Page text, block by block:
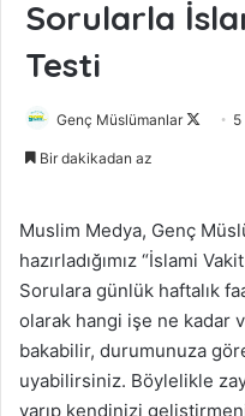
Sorularla
Testi
Genç Müslümanlar
o
w
o
n
X
5
Bir dakikadan az
Muslim Medya, Genç
hazırladığımız “İslami
Sorulara günlük haftalık
olarak hangi işe ne kadar
bakabilir, durumunuza
uyabilirsiniz. Böylelikle
varıp kendinizi